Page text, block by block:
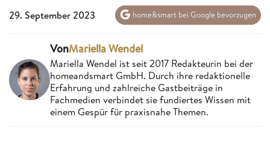
29. September 2023 home&smart bei Google bevorzugen
VonMariella Wendel
Mariella Wendel ist seit 2017 Redakteurin bei der
homeandsmart GmbH. Durch ihre redaktionelle
Erfahrung und zahlreiche Gastbeiträge in
Fachmedien verbindet sie fundiertes Wissen mit
einem Gespür für praxisnahe Themen.